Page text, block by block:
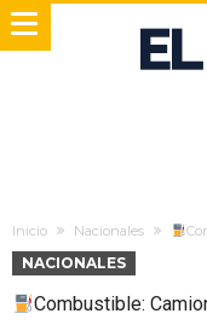
Inicio Nacionales
NACIONALES
Combustible: